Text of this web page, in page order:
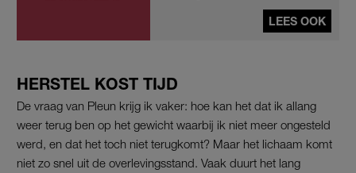
LEES OOK
HERSTEL KOST TIJD
De vraag van Pleun krijg ik vaker: hoe kan het dat ik allang
weer terug ben op het gewicht waarbij ik niet meer ongesteld
werd, en dat het toch niet terugkomt? Maar het lichaam komt
niet zo snel uit de overlevingsstand. Vaak duurt het lang